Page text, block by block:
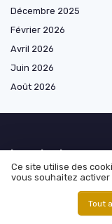
Décembre 2025
Février 2026
Avril 2026
Juin 2026
Août 2026
Les plus lus
Salaire agent immobilier
perspectives de carrière
Opportunités d'achat
Ce site utilise des
vous souhaitez activer
Tout